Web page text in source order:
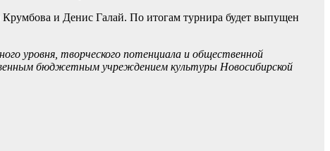
и Денис Галай. По итогам турнира будет выпущен
уровня, творческого потенциала и общественной
бюджетным учреждением культуры Новосибирской